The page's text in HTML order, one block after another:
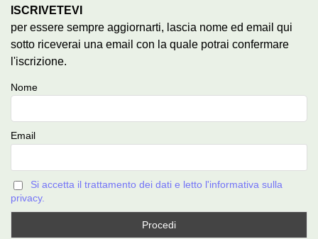
ISCRIVETEVI
per essere sempre aggiornarti, lascia nome ed email qui
sotto riceverai una email con la quale potrai confermare
l'iscrizione.
Nome
Email
Si accetta il trattamento dei dati e letto l'informativa sulla
privacy.